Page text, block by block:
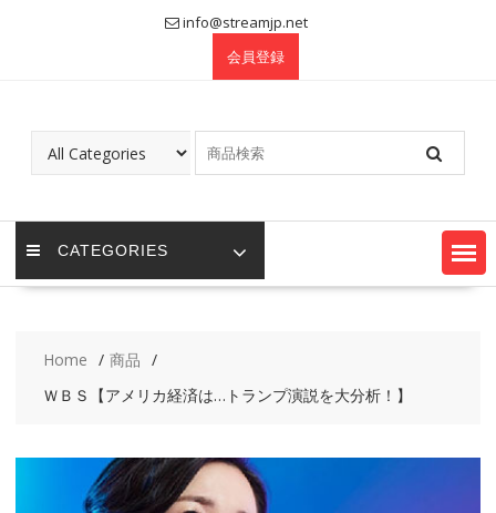
info@streamjp.net
会員登録
CATEGORIES
Home
商品
ＷＢＳ【アメリカ経済は…トランプ演説を大分析！】